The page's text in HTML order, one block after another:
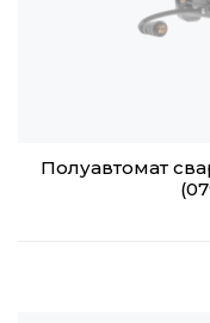
Полуавтомат